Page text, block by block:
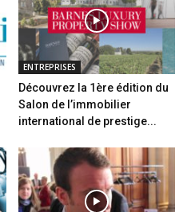
ENTREPRISES
Découvrez la 1ère édition du
Salon de l’immobilier
international de prestige...